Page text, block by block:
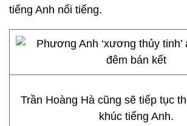
tiếng Anh nổi tiếng.
Trần Hoàng Hà cũng sẽ tiếp tục
khúc tiếng Anh.